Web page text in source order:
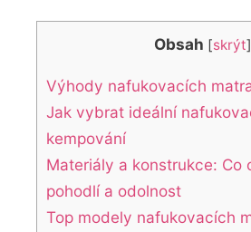
Obsah [skrýt]
Výhody nafukovacích‍
Jak vybrat ideální
kempování
Materiály​ a konstrukce: Co
pohodlí a odolnost
Top ​modely nafukovacích